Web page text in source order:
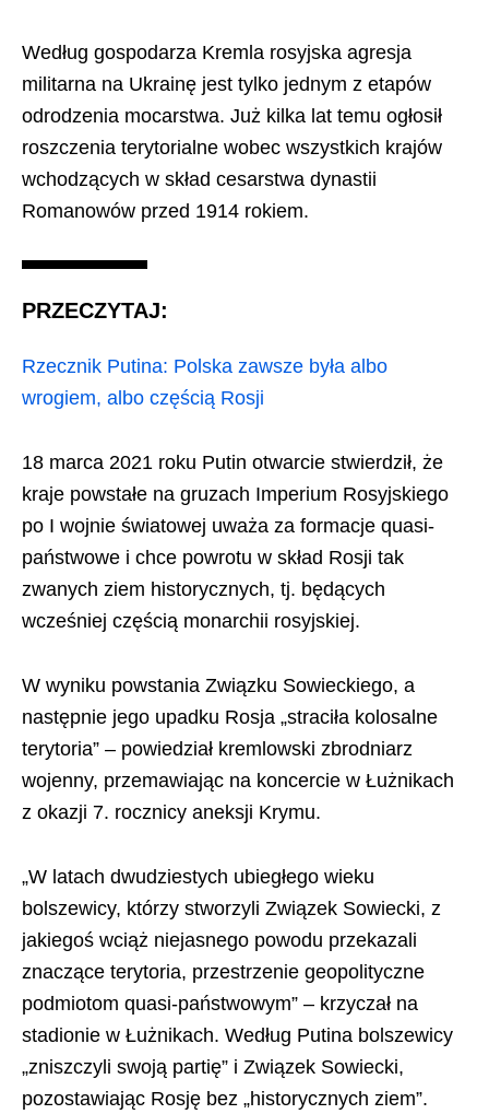
Według gospodarza Kremla rosyjska agresja
militarna na Ukrainę jest tylko jednym z etapów
odrodzenia mocarstwa. Już kilka lat temu ogłosił
roszczenia terytorialne wobec wszystkich krajów
wchodzących w skład cesarstwa dynastii
Romanowów przed 1914 rokiem.
PRZECZYTAJ:
Rzecznik Putina: Polska zawsze była albo
wrogiem, albo częścią Rosji
18 marca 2021 roku Putin otwarcie stwierdził, że
kraje powstałe na gruzach Imperium Rosyjskiego
po I wojnie światowej uważa za formacje quasi-
państwowe i chce powrotu w skład Rosji tak
zwanych ziem historycznych, tj. będących
wcześniej częścią monarchii rosyjskiej.
W wyniku powstania Związku Sowieckiego, a
następnie jego upadku Rosja „straciła kolosalne
terytoria” – powiedział kremlowski zbrodniarz
wojenny, przemawiając na koncercie w Łużnikach
z okazji 7. rocznicy aneksji Krymu.
„W latach dwudziestych ubiegłego wieku
bolszewicy, którzy stworzyli Związek Sowiecki, z
jakiegoś wciąż niejasnego powodu przekazali
znaczące terytoria, przestrzenie geopolityczne
podmiotom quasi-państwowym” – krzyczał na
stadionie w Łużnikach. Według Putina bolszewicy
„zniszczyli swoją partię” i Związek Sowiecki,
pozostawiając Rosję bez „historycznych ziem”.